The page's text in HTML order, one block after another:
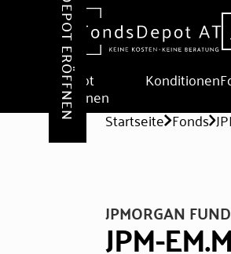
Depot
eröffnen
Konditionen
DEPOT ERÖFFNEN Startseite Fonds
JPMORGAN
JPM-